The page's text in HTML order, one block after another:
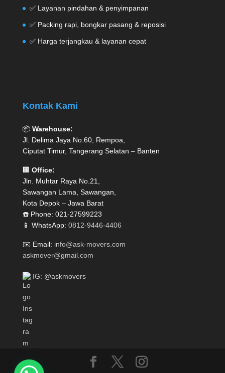
✅ Layanan pindahan & penyimpanan
✅ Packing rapi, bongkar pasang & reposisi
✅ Harga terjangkau & layanan cepat
Kontak Kami
📦 Warehouse:
Jl. Delima Jaya No.60, Rempoa,
Ciputat Timur, Tangerang Selatan – Banten
🏢 Office:
Jln. Muhtar Raya No.21,
Sawangan Lama, Sawangan,
Kota Depok – Jawa Barat
☎️ Phone: 021-27599223
📱 WhatsApp: 0812-9446-4406
✉️ Email: info@ask-movers.com
askmover@gmail.com
IG: @askmovers